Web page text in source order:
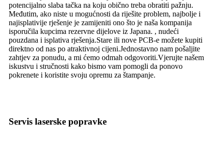
potencijalno slaba tačka na koju obično treba obratiti pažnju.
Međutim, ako niste u mogućnosti da riješite problem, najbolje i
najisplativije rješenje je zamijeniti ono što je naša kompanija
isporučila kupcima rezervne dijelove iz Japana. , nudeći
pouzdana i isplativa rješenja.Stare ili nove PCB-e možete kupiti
direktno od nas po atraktivnoj cijeni.Jednostavno nam pošaljite
zahtjev za ponudu, a mi ćemo odmah odgovoriti.Vjerujte našem
iskustvu i stručnosti kako bismo vam pomogli da ponovo
pokrenete i koristite svoju opremu za štampanje.
Servis laserske popravke